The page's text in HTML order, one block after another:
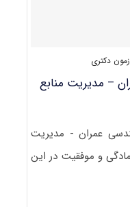
دکتری
– مدیریت منابع
عمران - مدیریت
و موفقیت در این